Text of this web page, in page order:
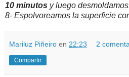
10 minutos y luego
8- Espolvoreamos la superficie
Mariluz Piñeiro en 22:23 2
Compartir